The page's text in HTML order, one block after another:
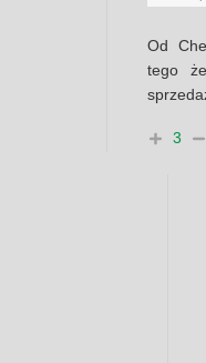
Od
tego
3